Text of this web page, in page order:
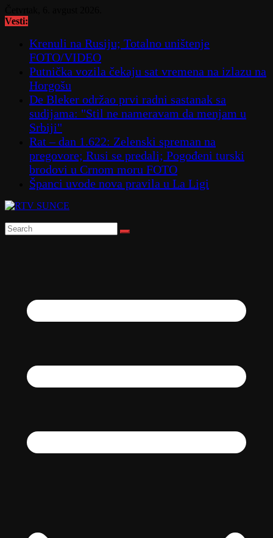
to
Vesti:
Krenuli na Rusiju; Totalno uništenje
FOTO/VIDEO
Putnička vozila čekaju sat vremena na izlazu na
Horgošu
De Bleker održao prvi radni sastanak sa
sudijama: "Stil ne nameravam da menjam u
Srbiji"
Rat – dan 1.622: Zelenski spreman na
pregovore; Rusi se predali; Pogođeni turski
brodovi u Crnom moru FOTO
Španci uvode nova pravila u La Ligi